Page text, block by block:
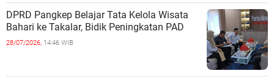
DPRD Pangkep Belajar Tata Kelola Wisata
Bahari ke Takalar, Bidik Peningkatan PAD
28/07/2026, 14:46 WIB